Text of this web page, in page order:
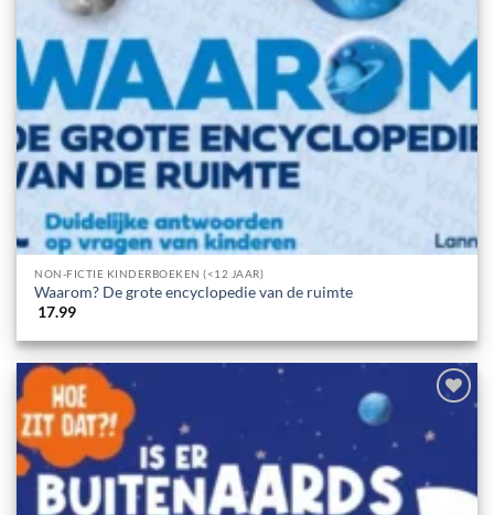
NON-FICTIE KINDERBOEKEN (<12 JAAR)
Waarom? De grote encyclopedie van de ruimte
17.99